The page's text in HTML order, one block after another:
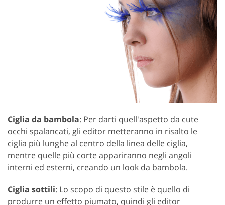
Ciglia da bambola: Per darti quell'aspetto da cute
occhi spalancati, gli editor metteranno in risalto le
ciglia più lunghe al centro della linea delle ciglia,
mentre quelle più corte appariranno negli angoli
interni ed esterni, creando un look da bambola.
Ciglia sottili: Lo scopo di questo stile è quello di
produrre un effetto piumato, quindi gli editor